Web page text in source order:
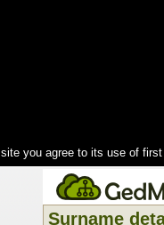
you agree to its use of
Surname